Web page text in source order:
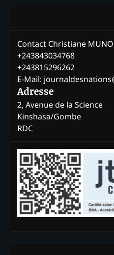
Contact Christiane
+243843034768
+243815296262
E-Mail:
Adresse
2, Avenue de la Science
Kinshasa/Gombe
RDC